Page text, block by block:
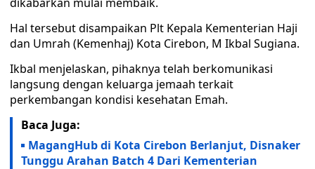
Hal tersebut disampaikan Plt Kepala Kementerian Haji
dan Umrah (Kemenhaj) Kota Cirebon, M Ikbal Sugiana.
Ikbal menjelaskan, pihaknya telah berkomunikasi
langsung dengan keluarga jemaah terkait
perkembangan kondisi kesehatan Emah.
Baca Juga:
MagangHub di Kota Cirebon Berlanjut, Disnaker
Tunggu Arahan Batch 4 Dari Kementerian